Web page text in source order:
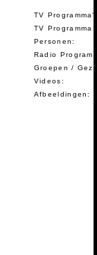
TV
TV Programma
Personen:
Radio
Groepen /
Videos:
Afbeeldingen: